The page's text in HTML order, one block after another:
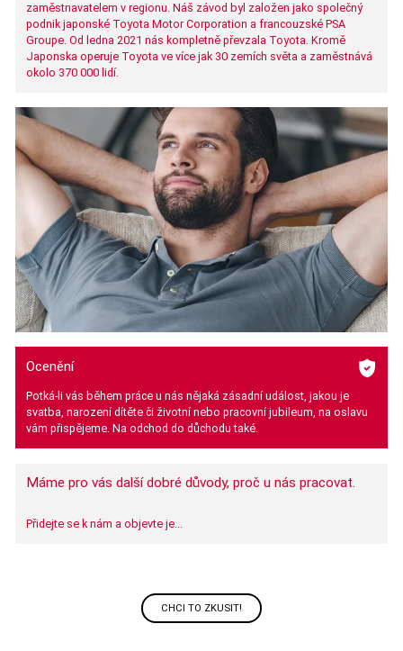
zaměstnavatelem v regionu. Náš závod byl založen jako společný
podnik japonské Toyota Motor Corporation a francouzské PSA
Groupe. Od ledna 2021 nás kompletně převzala Toyota. Kromě
Japonska operuje Toyota ve více jak 30 zemích světa a zaměstnává
okolo 370 000 lidí.
Ocenění
Potká-li vás během práce u nás nějaká zásadní událost, jakou je
svatba, narození dítěte či životní nebo pracovní jubileum, na oslavu
vám přispějeme. Na odchod do důchodu také.
Máme pro vás další dobré důvody, proč u nás pracovat.
Přidejte se k nám a objevte je...
CHCI TO ZKUSIT!